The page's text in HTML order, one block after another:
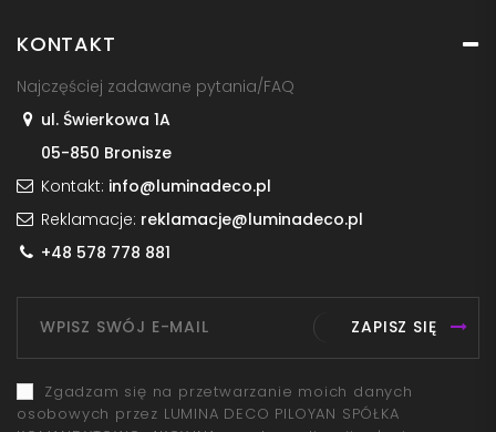
KONTAKT
Najczęściej zadawane pytania/FAQ
ul. Świerkowa 1A
05-850 Bronisze
Kontakt: info@luminadeco.pl
Reklamacje: reklamacje@luminadeco.pl
+48 578 778 881
ZAPISZ SIĘ
Zgadzam się na przetwarzanie moich danych
osobowych przez LUMINA DECO PILOYAN SPÓŁKA